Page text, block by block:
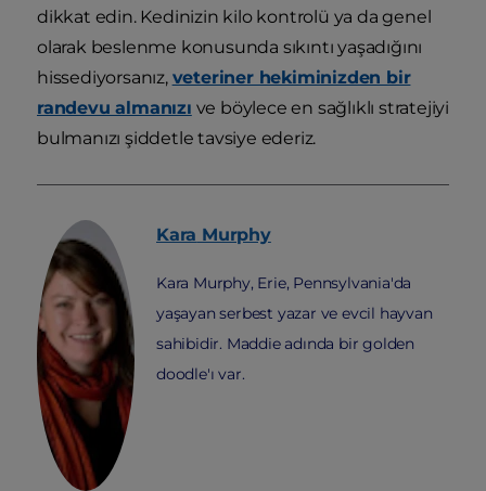
dikkat edin. Kedinizin kilo kontrolü ya da genel
olarak beslenme konusunda sıkıntı yaşadığını
hissediyorsanız, veteriner hekiminizden bir
randevu almanızı ve böylece en sağlıklı stratejiyi
bulmanızı şiddetle tavsiye ederiz.
Kara Murphy
Kara Murphy, Erie, Pennsylvania'da
yaşayan serbest yazar ve evcil hayvan
sahibidir. Maddie adında bir golden
doodle'ı var.